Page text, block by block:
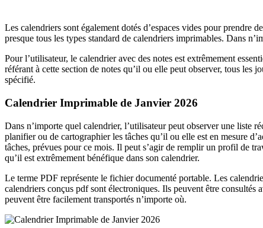
Les calendriers sont également dotés d’espaces vides pour prendre
presque tous les types standard de calendriers imprimables. Dans
Pour l’utilisateur, le calendrier avec des notes est extrêmement
référant à cette section de notes qu’il ou elle peut observer, tous les
spécifié.
Calendrier Imprimable de Janvier 2026
Dans n’importe quel calendrier, l’utilisateur peut observer une liste
planifier ou de cartographier les tâches qu’il ou elle est en mesure
tâches, prévues pour ce mois. Il peut s’agir de remplir un profil de
qu’il est extrêmement bénéfique dans son calendrier.
Le terme PDF représente le fichier documenté portable. Les
calendriers conçus pdf sont électroniques. Ils peuvent être consultés
peuvent être facilement transportés n’importe où.